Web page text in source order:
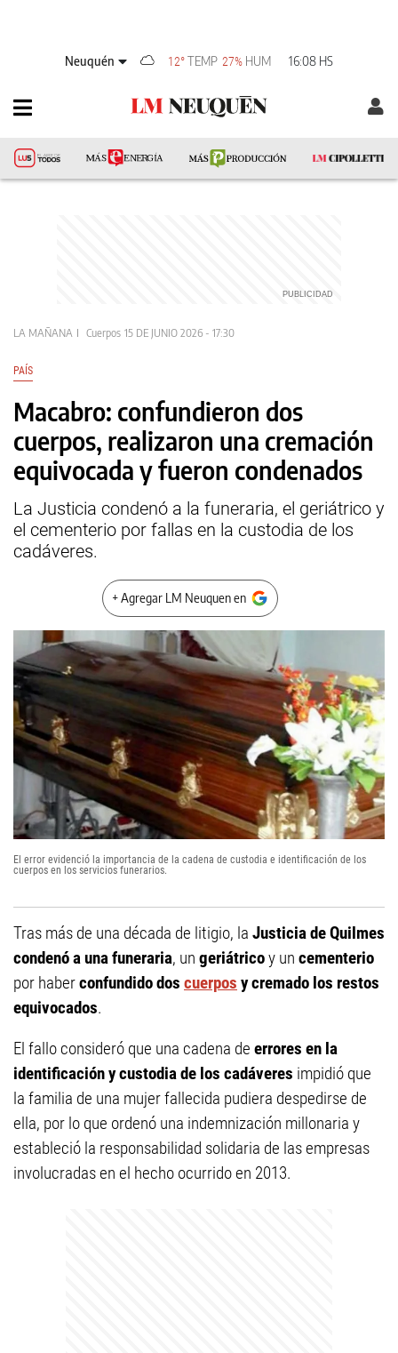
Neuquén 12°TEMP 27% HUM 16:08 HS
LA MAÑANA Cuerpos 15 DE JUNIO 2026 - 17:30
PAÍS
Macabro: confundieron dos
cuerpos, realizaron una cremación
equivocada y fueron condenados
La Justicia condenó a la funeraria, el geriátrico y
el cementerio por fallas en la custodia de los
cadáveres.
+ Agregar LM Neuquen en
El error evidenció la importancia de la cadena de custodia e identificación de los
cuerpos en los servicios funerarios.
Tras más de una década de litigio, la Justicia de Quilmes
condenó a unafuneraria, un geriátricoy un cementerio
por haberconfundido dos cuerpos y cremado los restos
equivocados.
El fallo consideró que una cadena de errores en la
identificación y custodia de los cadáveres impidió que
la familia de una mujer fallecida pudiera despedirse de
ella, por lo que ordenó una indemnización millonaria y
estableció la responsabilidad solidaria de las empresas
involucradas en el hecho ocurrido en 2013.